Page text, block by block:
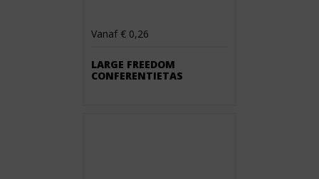
Vanaf € 0,26
LARGE FREEDOM
CONFERENTIETAS